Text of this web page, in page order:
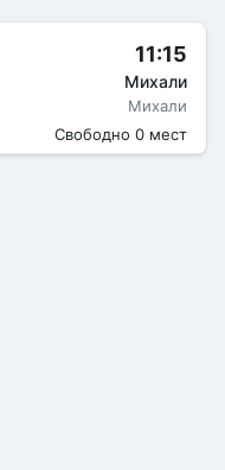
11:15
Михали
Михали
Свободно 0 мест